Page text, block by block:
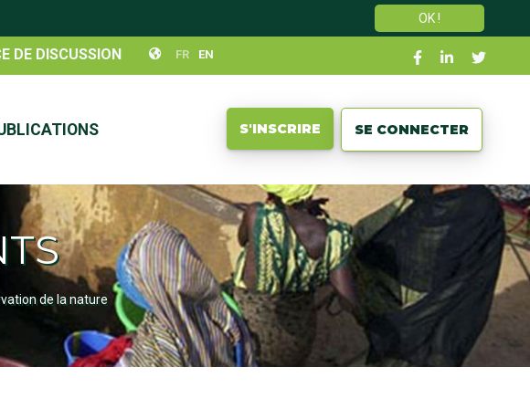
OK !
DE DISCUSSION FR EN
Social
links
S'INSCRIRE SE CONNECTER
de la nature